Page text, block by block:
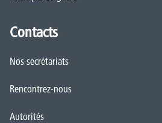
Contacts
Nos secrétariats
Rencontrez-nous
Autorités